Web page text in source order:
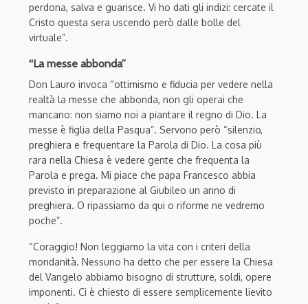
perdona, salva e guarisce. Vi ho dati gli indizi: cercate il
Cristo questa sera uscendo però dalle bolle del
virtuale”.
“La messe abbonda”
Don Lauro invoca “ottimismo e fiducia per vedere nella
realtà la messe che abbonda, non gli operai che
mancano: non siamo noi a piantare il regno di Dio. La
messe è figlia della Pasqua”. Servono però “silenzio,
preghiera e frequentare la Parola di Dio. La cosa più
rara nella Chiesa è vedere gente che frequenta la
Parola e prega. Mi piace che papa Francesco abbia
previsto in preparazione al Giubileo un anno di
preghiera. O ripassiamo da qui o riforme ne vedremo
poche”.
“Coraggio! Non leggiamo la vita con i criteri della
mondanità. Nessuno ha detto che per essere la Chiesa
del Vangelo abbiamo bisogno di strutture, soldi, opere
imponenti. Ci è chiesto di essere semplicemente lievito